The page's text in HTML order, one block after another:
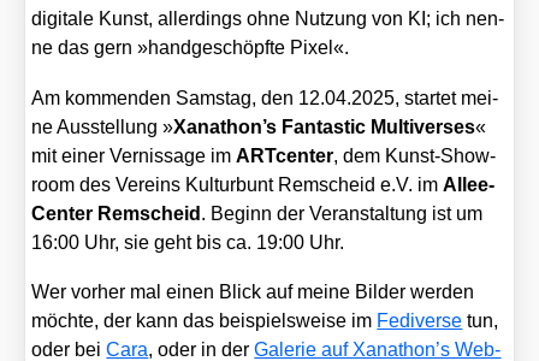
digi­ta­le Kunst, aller­dings ohne Nut­zung von KI; ich nen­
ne das gern »hand­ge­schöpf­te Pixel«.
Am kom­men­den Sams­tag, den 12.04.2025, star­tet mei­
ne Aus­stel­lung »Xanathon’s Fan­ta­stic Mul­ti­ver­ses«
mit einer Ver­nis­sa­ge imART­cen­ter, dem Kunst-Show­
room des Ver­eins Kul­tur­bunt Rem­scheid e.V. imAllee-
Cen­ter Rem­scheid . Beginn der Ver­an­stal­tung ist um
16:00 Uhr, sie geht bis ca. 19:00 Uhr.
Wer vor­her mal einen Blick auf mei­ne Bil­der wer­den
möch­te, der kann das bei­spiels­wei­se im Fedi­ver­se tun,
oder beiCara, oder in derGale­rie auf Xanathon’s Web­